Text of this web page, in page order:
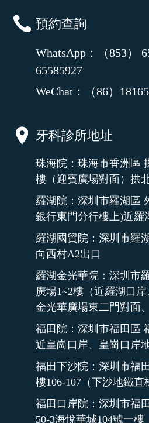
預約查詢
WhatsApp：（853）
65585927
WeChat：（86）
牙科診所地址
珠海院：珠海市香洲區
樓（迎賓廣場對面）拱
羅湖院：深圳市羅湖區
銀行東門分行樓上)近羅
羅湖國貿院：深圳市羅
向西村A2出口
羅湖金光華院：深圳市
廣場1~2樓（近羅湖口
金光華廣場東二門對面
福田院：深圳市福田區
近皇崗口岸、皇崗口岸
福田下沙院：深圳市福
樓106-107（下沙地鐵直
福田口岸院：深圳市福
50-3海悅華城104號一樓